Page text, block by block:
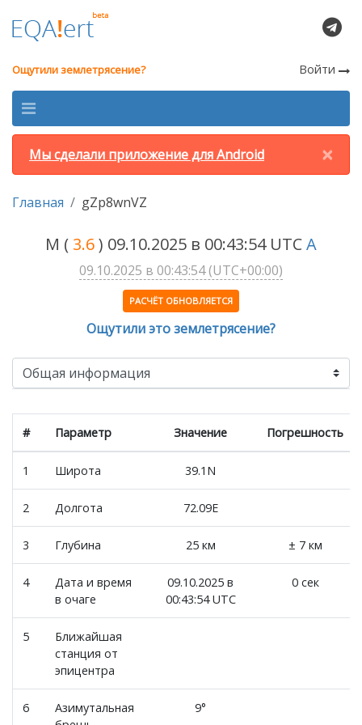
Ощутили землетрясение? Войти
×
Мы сделали приложение для Android
Главная gZp8wnVZ
M ( 3.6) 09.10.2025 в 00:43:54 UTCA
09.10.2025 в 00:43:54 (UTC+00:00)
РАСЧЁТ ОБНОВЛЯЕТСЯ
Ощутили это землетрясение?
# Параметр Значение Погрешность
1 Широта 39.1N
2 Долгота 72.09E
3 Глубина 25 км ± 7 км
4
Дата и время
в очаге
09.10.2025 в
00:43:54 UTC
0 сек
5
Ближайшая
станция от
эпицентра
6
Азимутальная
9°